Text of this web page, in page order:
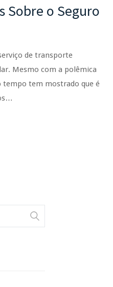
Sobre o Seguro
de transporte
Mesmo com a polêmica
tempo tem mostrado que é